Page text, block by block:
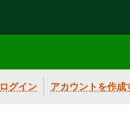
ログイン アカウントを作成